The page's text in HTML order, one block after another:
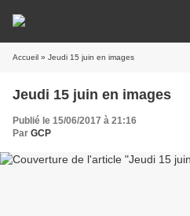
Accueil » Jeudi 15 juin en images
Jeudi 15 juin en images
Publié le 15/06/2017 à 21:16
Par GCP